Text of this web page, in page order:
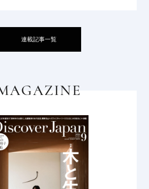
連載記事一覧